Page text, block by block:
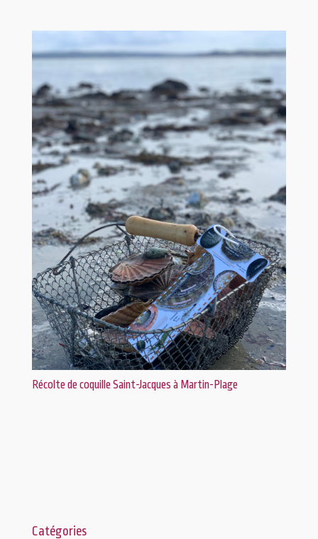
Récolte de coquille Saint-Jacques à Martin-Plage
Catégories